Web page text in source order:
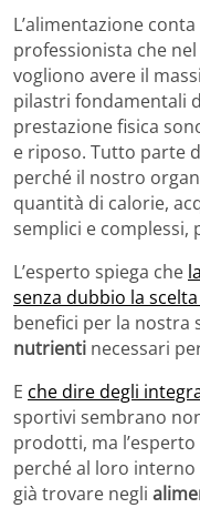
L’alimentazione
professionista che
vogliono avere il
pilastri fondamentali
prestazione fisica
e riposo. Tutto parte
perché il nostro
quantità di calorie,
semplici e complessi,
L’esperto spiega che
senza dubbio la
benefici per la nostra
nutrienti necessari
E che dire degli
sportivi sembrano
prodotti, ma
perché al loro interno
già trovare negli